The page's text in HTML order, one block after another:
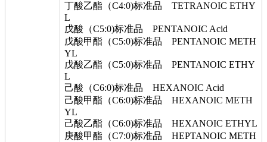
丁酸乙酯（C4:0)标准品 TETRANOIC ETHY
L
戊酸（C5:0)标准品 PENTANOIC Acid
戊酸甲酯（C5:0)标准品 PENTANOIC METH
YL
戊酸乙酯（C5:0)标准品 PENTANOIC ETHY
L
己酸（C6:0)标准品 HEXANOIC Acid
己酸甲酯（C6:0)标准品 HEXANOIC METH
YL
己酸乙酯（C6:0)标准品 HEXANOIC ETHYL
庚酸甲酯（C7:0)标准品 HEPTANOIC METH